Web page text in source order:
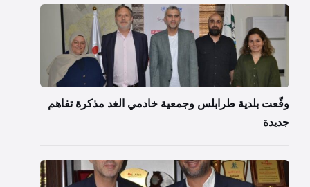
وقّعت بلدية طرابلس وجمعية خادمي الغد مذكرة تفاهم
جديدة